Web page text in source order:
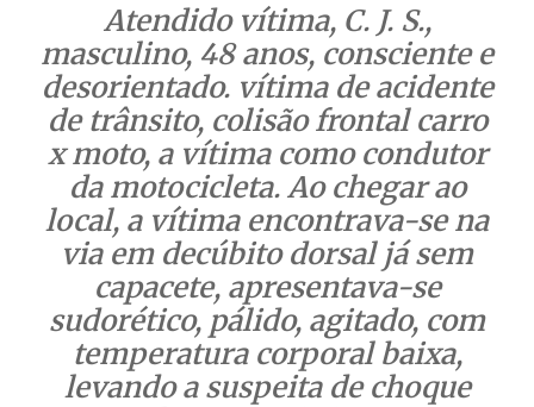
Atendido vítima, C. J. S.,
masculino, 48 anos, consciente e
desorientado. vítima de acidente
de trânsito, colisão frontal carro
x moto, a vítima como condutor
da motocicleta. Ao chegar ao
local, a vítima encontrava-se na
via em decúbito dorsal já sem
capacete, apresentava-se
sudorético, pálido, agitado, com
temperatura corporal baixa,
levando a suspeita de choque